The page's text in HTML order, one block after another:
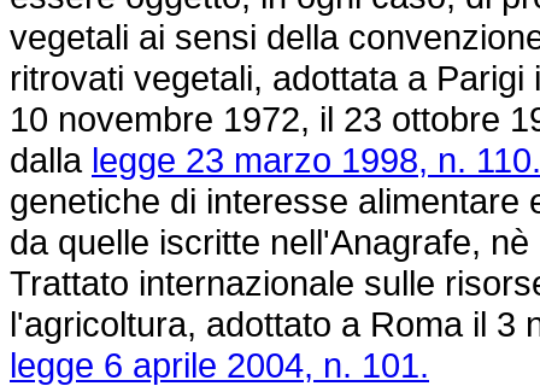
vegetali ai sensi della
ritrovati vegetali, adottata a
10 novembre 1972, il 23 ottobre
dalla legge 23 marzo 1998, n. 110.
genetiche di interesse
da quelle iscritte nell'Anagrafe,
Trattato internazionale sulle
l'agricoltura, adottato a Roma il 3
legge 6 aprile 2004, n. 101.